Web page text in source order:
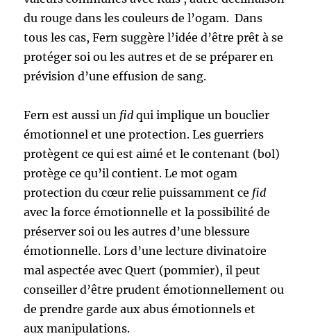
du rouge dans les couleurs de l’ogam. Dans
tous les cas, Fern suggère l’idée d’être prêt à se
protéger soi ou les autres et de se préparer en
prévision d’une effusion de sang.
Fern est aussi un fid qui implique un bouclier
émotionnel et une protection. Les guerriers
protègent ce qui est aimé et le contenant (bol)
protège ce qu’il contient. Le mot ogam
protection du cœur relie puissamment ce fid
avec la force émotionnelle et la possibilité de
préserver soi ou les autres d’une blessure
émotionnelle. Lors d’une lecture divinatoire
mal aspectée avec Quert (pommier), il peut
conseiller d’être prudent émotionnellement ou
de prendre garde aux abus émotionnels et
aux manipulations.